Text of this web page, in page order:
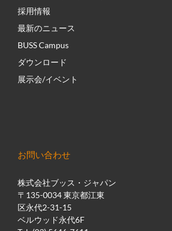
採用情報
最新のニュース
BUSS Campus
ダウンロード
展示会/イベント
お問い合わせ
株式会社ブッス・ジャパン
〒135-0034 東京都江東
区永代2-31-15
ベルウッド永代6F